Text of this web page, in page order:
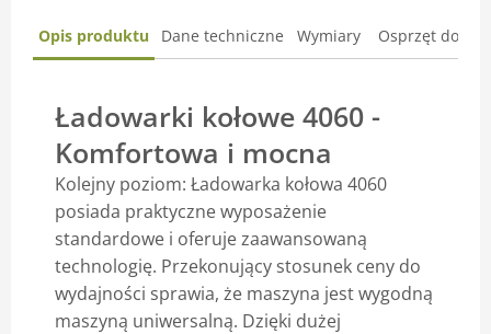
Opis produktu Dane techniczne Wymiary Osprzęt
Ładowarki kołowe 4060 -
Komfortowa i mocna
Kolejny poziom: Ładowarka kołowa 4060
posiada praktyczne wyposażenie
standardowe i oferuje zaawansowaną
technologię. Przekonujący stosunek ceny do
wydajności sprawia, że maszyna jest wygodną
maszyną uniwersalną. Dzięki dużej
O nas
Kontakt
Blog